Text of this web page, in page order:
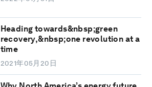
Heading towards&nbsp;green
recovery,&nbsp;one revolution at a
time
2021年05月20日